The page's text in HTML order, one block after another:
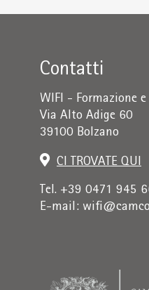
Contatti
WIFI - Formazione
Via Alto Adige 60
39100 Bolzano
CI TROVATE QUI
Tel. +39 0471 945
E-mail: